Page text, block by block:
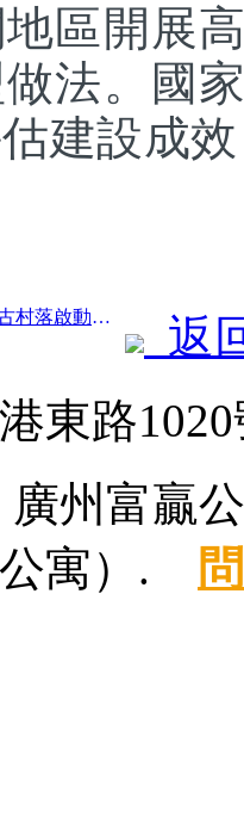
區開展
法。國
建設成
前一篇：浙江湖州太湖沿線古村落啟動改造提升，投資近10億元
返
東路
廣州富贏
公寓）.